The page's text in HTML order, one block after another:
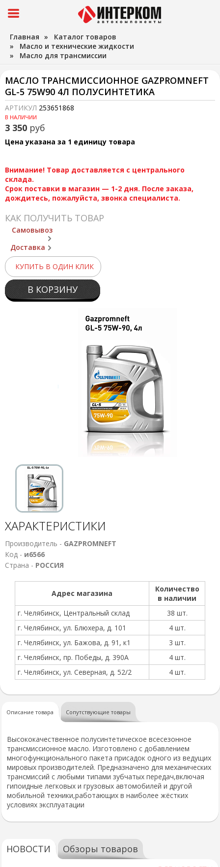
Главная » Каталог товаров
» Масло и технические жидкости
» Масло для трансмиссии
МАСЛО ТРАНСМИССИОННОЕ GAZPROMNEFT
GL-5 75W90 4Л ПОЛУСИНТЕТИКА
АРТИКУЛ 253651868
В НАЛИЧИИ
3 350 руб
Цена указана за 1 единицу товара
Внимание! Товар доставляется с центрального
склада.
Срок поставки в магазин — 1-2 дня. После заказа,
дождитесь, пожалуйста, звонка специалиста.
КАК ПОЛУЧИТЬ ТОВАР
Самовывоз
Доставка
КУПИТЬ В ОДИН КЛИК
В КОРЗИНУ
ХАРАКТЕРИСТИКИ
Производитель - GAZPROMNEFT
Код - и6566
Страна - РОССИЯ
Адрес магазина
Количество
в наличии
г. Челябинск, Центральный склад
38 шт.
г. Челябинск, ул. Блюхера, д. 101
4 шт.
г. Челябинск, ул. Бажова, д. 91, к1
3 шт.
г. Челябинск, пр. Победы, д. 390А
4 шт.
г. Челябинск, ул. Северная, д. 52/2
4 шт.
Описание товара Сопутствующие товары
Высококачественное полусинтетическое всесезонное
трансмиссионное масло. Изготовлено с добавлением
многофункционального пакета присадок одного из ведущих
мировых производителей. Предназначено для механических
трансмиссий с любыми типами зубчатых передач,включая
гипоидные легковых и грузовых автомобилей и другой
мобильной техники,работающих в наиболее жёстких
условиях эксплуатации
НОВОСТИ Обзоры товаров